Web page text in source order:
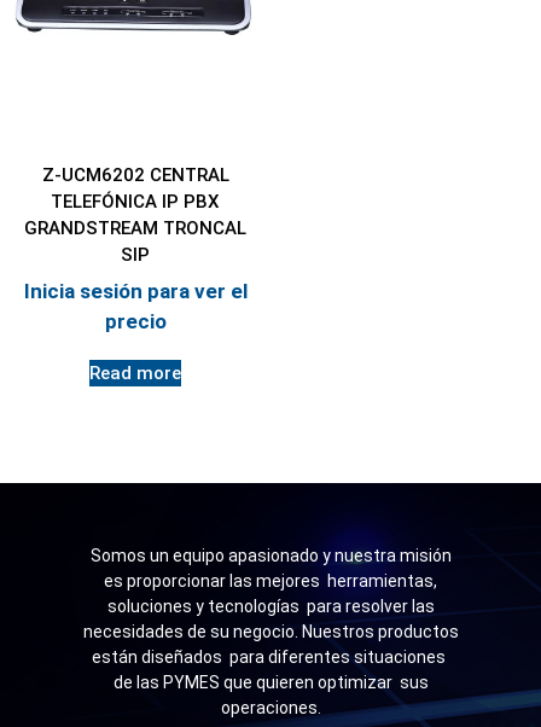
Z-UCM6202 CENTRAL
TELEFÓNICA IP PBX
GRANDSTREAM TRONCAL
SIP
Inicia sesión para ver el
precio
Read more
Somos un equipo apasionado y nuestra misión
es proporcionar las mejores herramientas,
soluciones y tecnologías para resolver las
necesidades de su negocio. Nuestros productos
están diseñados para diferentes situaciones
de las PYMES que quieren optimizar sus
operaciones.